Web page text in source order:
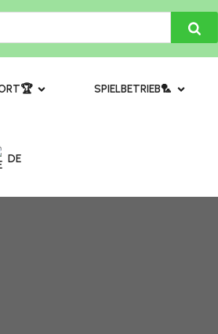
SPIELBETRIEB🏸
DE